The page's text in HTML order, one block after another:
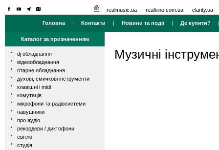
realmusic.ua realkino.com.ua clarity.ua
Головна | Контакти | Новини та події| Де купити?
Каталог за призначенням
dj обладнання
відеообладнання
гітарне обладнання
духові, смичкові інструменти
клавішні і midi
комутація
мікрофони та радіосистеми
навушники
про аудіо
рекордери / диктофони
світло
студія
Музичні